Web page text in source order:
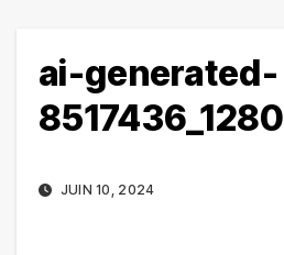
ai-generated-
8517436_1280
JUIN 10, 2024